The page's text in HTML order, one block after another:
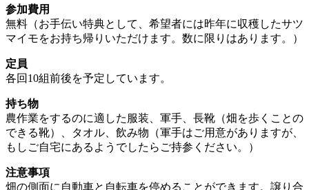
参加費用
無料（お手伝い特典として、希望者には昨年に収穫したサツ
マイモをお持ち帰りいただけます。数に限りはあります。）
定員
各回10組前後を予定しています。
持ち物
農作業をするのに適した服装、軍手、長靴（畑を歩くことの
できる靴）、タオル、飲み物（軍手はご用意がありますが、
もしご自宅にあるようでしたらご持参ください。）
注意事項
畑の側面に自動車と自転車を停めることができます。譲り合